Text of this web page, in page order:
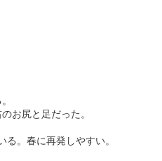
お尻と足だった。
。春に再発しやすい。